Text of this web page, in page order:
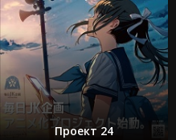
Проект 24